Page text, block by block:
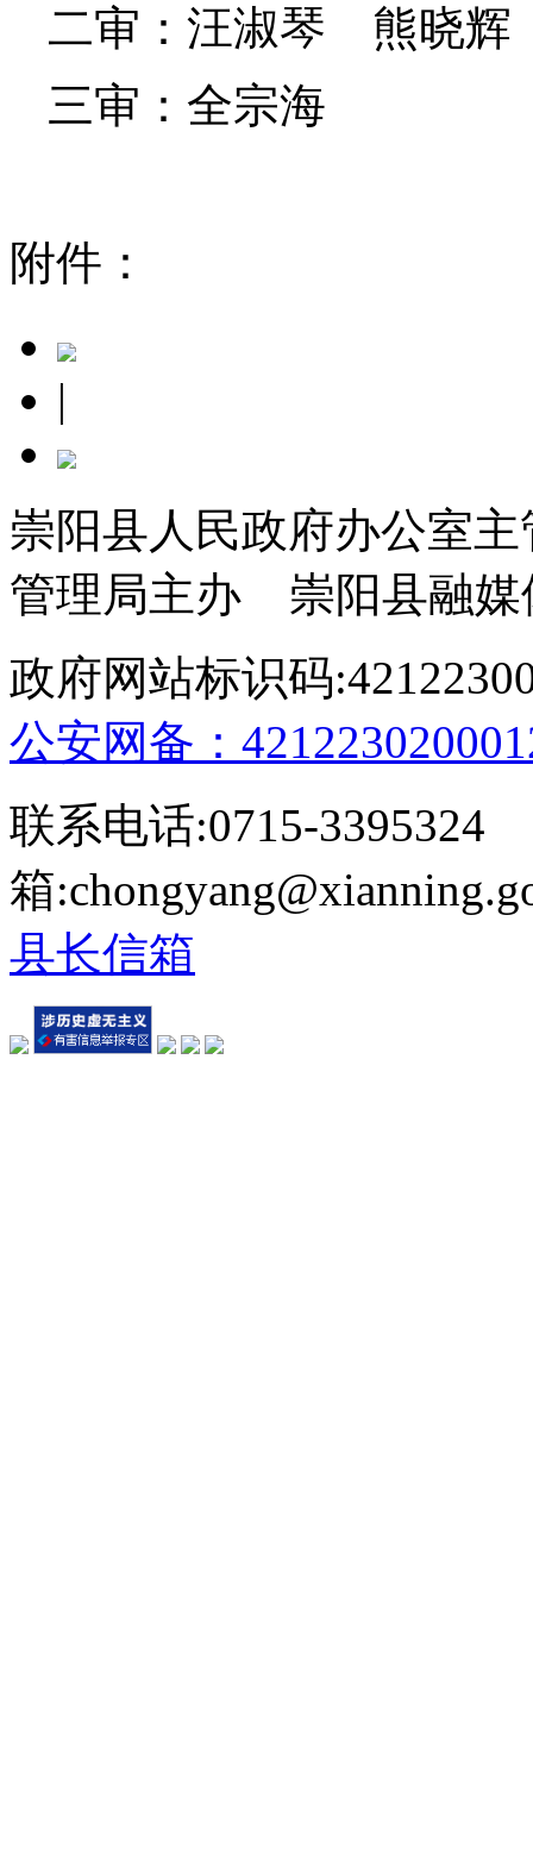
二审：汪淑琴 熊晓辉
三审：全宗海
附件：
|
崇阳县人民政府办公室
管理局主办 崇阳县融媒
政府网站标识码
公安网备：
联系电话:0715-3395324
箱
县长信箱